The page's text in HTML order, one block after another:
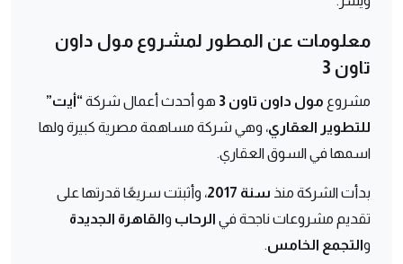
معلومات عن المطور لمشروع مول داون
تاون 3
مشروع مول داون تاون 3 هو أحدث أعمال شركة “أيت”
للتطوير العقاري، وهي شركة مساهمة مصرية كبيرة ولها
اسمها في السوق العقاري.
بدأت الشركة منذ سنة 2017
، وأثبتت سريعًا قدرتها على
تقديم مشروعات ناجحة في الرحاب والقاهرة الجديدة
والتجمع الخامس.